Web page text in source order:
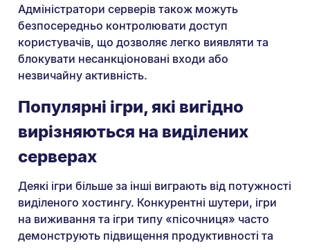
Адміністратори серверів також можуть
безпосередньо контролювати доступ
користувачів, що дозволяє легко виявляти та
блокувати несанкціоновані входи або
незвичайну активність.
Популярні ігри, які вигідно
вирізняються на виділених
серверах
Деякі ігри більше за інші виграють від потужності
виділеного хостингу. Конкурентні шутери, ігри
на виживання та ігри типу «пісочниця» часто
демонструють підвищення продуктивності та